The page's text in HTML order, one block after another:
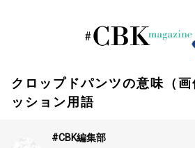
クロップドパンツの意味（
ッション用語
#CBK編集部